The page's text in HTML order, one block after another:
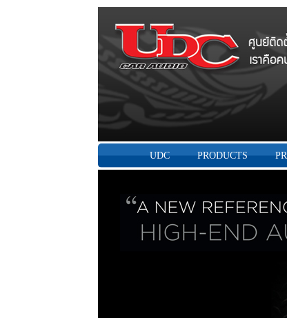
UDC PRODUCTS